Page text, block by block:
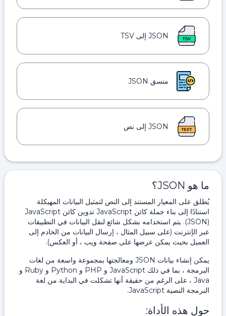
JSON إلى TSV
منسق JSON
JSON إلى نص
ما هو JSON؟
يُطلق على المعيار المستند إلى النص لتمثيل البيانات المهيكلة
استنادًا إلى بناء جملة كائن JavaScript تدوين كائن JavaScript
(JSON). يتم استخدامه بشكل شائع لنقل البيانات في التطبيقات
عبر الإنترنت (على سبيل المثال ، إرسال البيانات من الخادم إلى
العميل بحيث يمكن عرضها على صفحة ويب ، أو العكس).
يمكن إنشاء بيانات JSON ومعالجتها بمجموعة واسعة من لغات
البرمجة ، بما في ذلك JavaScript و PHP و Python و Ruby و
Java ، على الرغم من حقيقة أنها تشكلت في البداية من لغة
البرمجة النصية JavaScript.
حول هذه الأداة: